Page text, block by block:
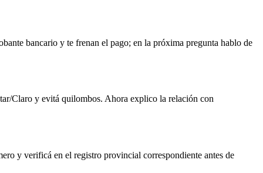
bancario y te frenan el pago; en la próxima pregunta hablo de
Claro y evitá quilombos. Ahora explico la relación con
y verificá en el registro provincial correspondiente antes de